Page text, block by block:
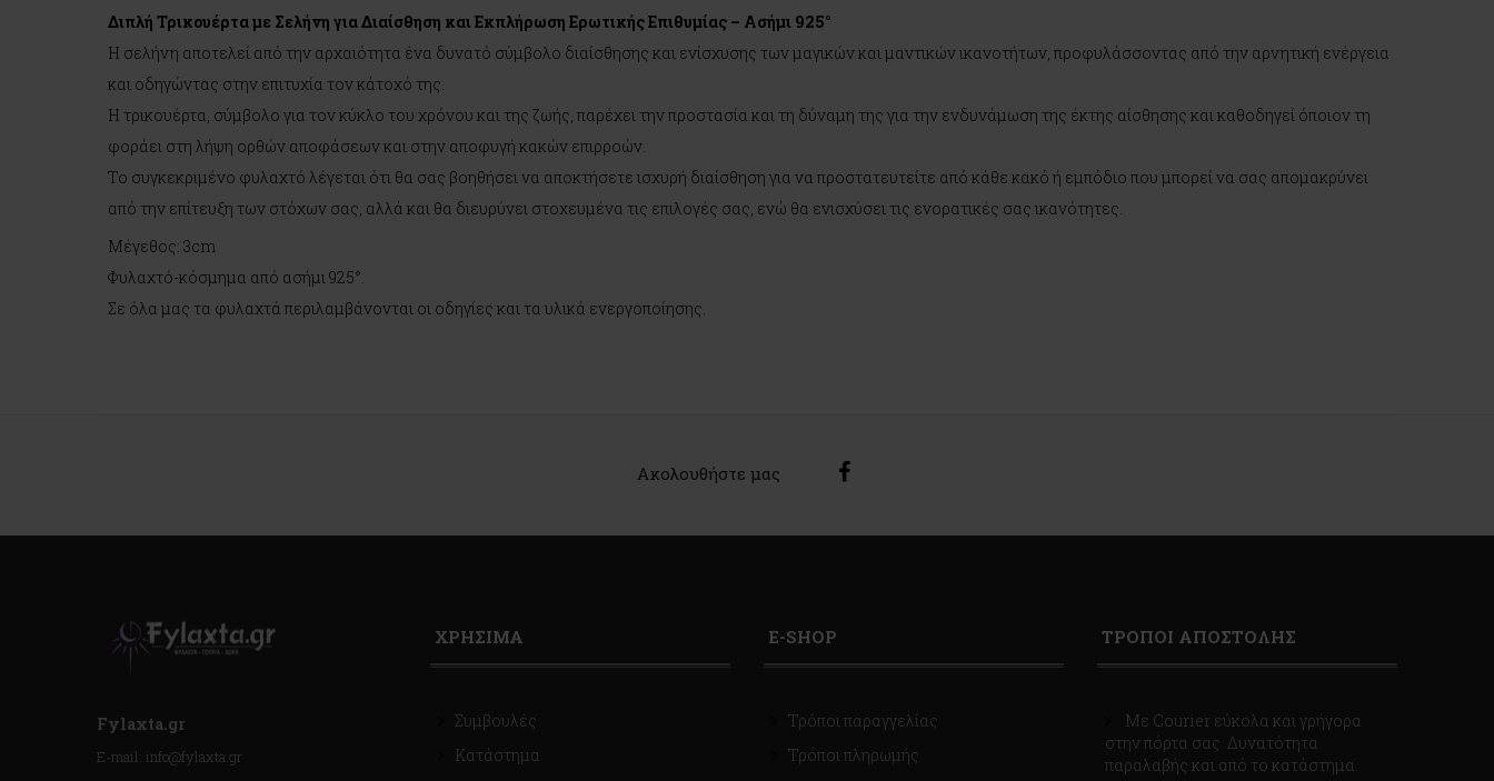
Διπλή Τρικουέρτα με Σελήνη για Διαίσθηση και Εκπλήρωση Ερωτικής Επιθυμίας – Ασήμι 925°
Η σελήνη αποτελεί από την αρχαιότητα ένα δυνατό σύμβολο διαίσθησης και ενίσχυσης των μαγικών και μαντικών ικανοτήτων, προφυλάσσοντας από την αρνητική ενέργεια
και οδηγώντας στην επιτυχία τον κάτοχό της.
Η τρικουέρτα, σύμβολο για τον κύκλο του χρόνου και της ζωής, παρέχει την προστασία και τη δύναμη της για την ενδυνάμωση της έκτης αίσθησης και καθοδηγεί όποιον τη
φοράει στη λήψη ορθών αποφάσεων και στην αποφυγή κακών επιρροών.
Το συγκεκριμένο φυλαχτό λέγεται ότι θα σας βοηθήσει να αποκτήσετε ισχυρή διαίσθηση για να προστατευτείτε από κάθε κακό ή εμπόδιο που μπορεί να σας απομακρύνει
από την επίτευξη των στόχων σας, αλλά και θα διευρύνει στοχευμένα τις επιλογές σας, ενώ θα ενισχύσει τις ενορατικές σας ικανότητες.
Μέγεθος: 3cm
Φυλαχτό-κόσμημα από ασήμι 925°.
Σε όλα μας τα φυλαχτά περιλαμβάνονται οι οδηγίες και τα υλικά ενεργοποίησης.
Ακολουθήστε μας
Fylaxta.gr
E-mail: info@fylaxta.gr
ΧΡΗΣΙΜΑ
Συμβουλές
Κατάστημα
E-SHOP
Τρόποι παραγγελίας
Τρόποι πληρωμής
ΤΡΟΠΟΙ ΑΠΟΣΤΟΛΗΣ
Με Courier εύκολα και γρήγορα
στην πόρτα σας. Δυνατότητα
παραλαβής και από το κατάστημα.